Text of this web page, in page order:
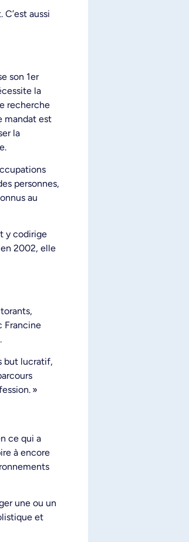
aussi
son 1er
la
recherche
mandat est
la
personnes,
au
y codirige
2002, elle
Francine
.
but lucratif,
»
ce qui a
à encore
une ou un
et